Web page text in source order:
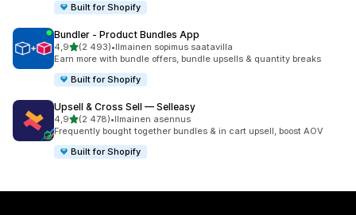
Built for Shopify
Bundler ‑ Product Bundles App
4,9/ 5 tähteä
(2 493)
2493 arvostelua yhteensä
•Ilmainen sopimus saatavilla
Earn more with bundle offers, bundle upsells & quantity breaks
Built for Shopify
Upsell & Cross Sell — Selleasy
4,9/ 5 tähteä
(2 478)
2478 arvostelua yhteensä
•Ilmainen asennus
Frequently bought together bundles & in cart upsell, boost AOV
Built for Shopify